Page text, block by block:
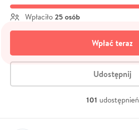
Wpłaciło 25 osób
Wpłać teraz
Udostępnij
101 udostępnień